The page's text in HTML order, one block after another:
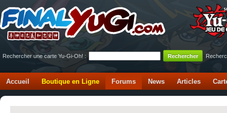
Rechercher une carte Yu-Gi-Oh! :
Accueil Boutique en Ligne Forums News Articles